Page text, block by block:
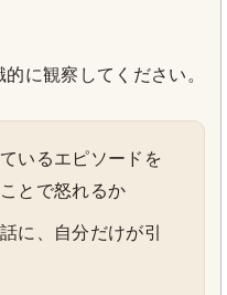
に観察してください。
いるエピソードを
とで怒れるか
に、自分だけが引